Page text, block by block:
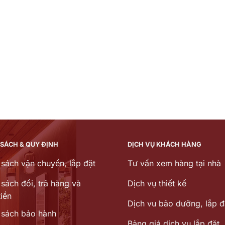
& QUY ĐỊNH
vận chuyển, lắp đặt
đổi, trả hàng và
bảo hành
DỊCH VỤ KHÁCH HÀNG
Tư vấn xem hàng tại nhà
Dịch vụ thiết kế
Dịch vu bảo dưỡng, lắp